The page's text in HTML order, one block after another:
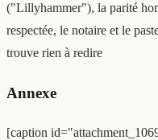
("Lillyhammer"), la parité
respectée, le notaire et le
trouve rien à redire
Annexe
[caption